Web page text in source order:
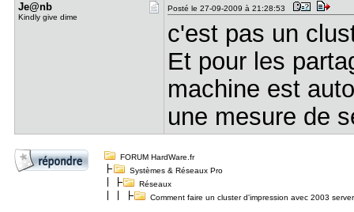
Je@nb
Kindly give dime
Posté le 27-09-2009 à 21:28:53
c'est pas un
Et pour les
machine est
une mesure de
FORUM HardWare.fr
Systèmes & Réseaux Pro
Réseaux
Comment faire un cluster d'impression avec 2003